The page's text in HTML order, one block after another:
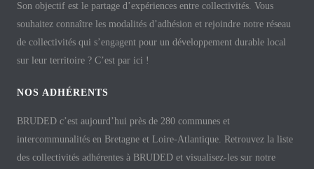
Son objectif est le partage d’expériences entre collectivités. Vous
souhaitez connaître les modalités d’adhésion et rejoindre notre réseau
de collectivités qui s’engagent pour un développement durable local
sur leur territoire ? C’est par ici !
NOS ADHÉRENTS
BRUDED c’est aujourd’hui près de 280 communes et
intercommunalités en Bretagne et Loire-Atlantique. Retrouvez la liste
des collectivités adhérentes à BRUDED et visualisez-les sur notre